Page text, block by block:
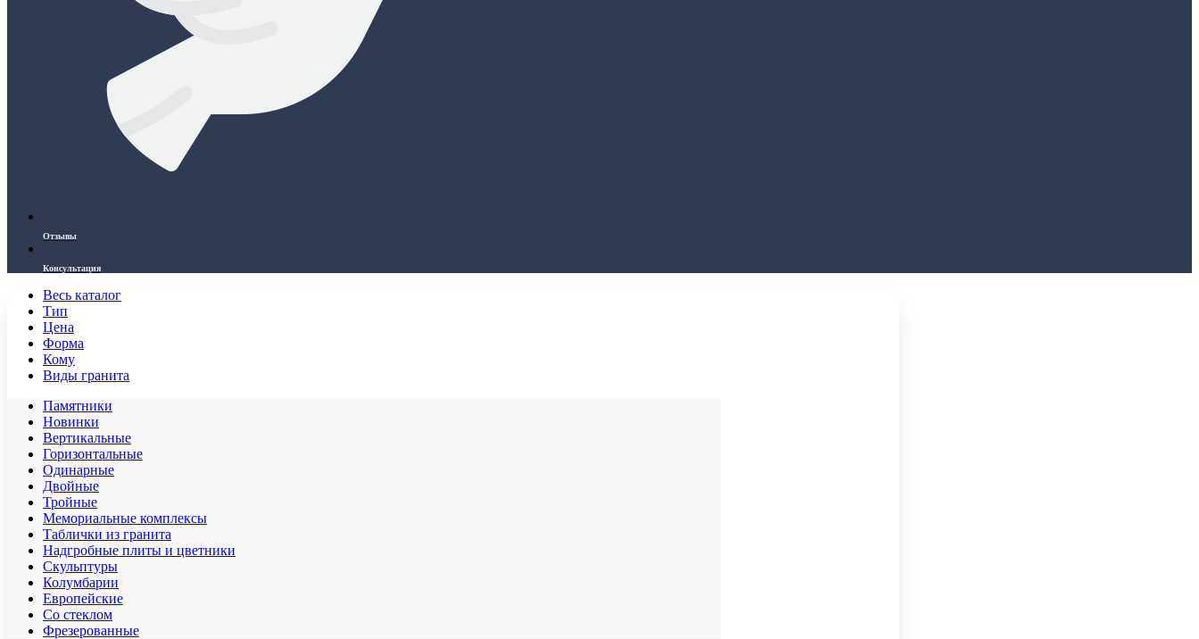
Отзывы
Консультация
Весь каталог
Тип
Цена
Форма
Кому
Виды гранита
Памятники
Новинки
Вертикальные
Горизонтальные
Одинарные
Двойные
Тройные
Мемориальные комплексы
Таблички из гранита
Надгробные плиты и цветники
Скульптуры
Колумбарии
Европейские
Со стеклом
Фрезерованные